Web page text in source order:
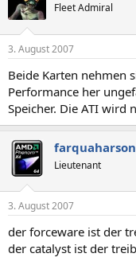
Fleet Admiral
3. August 2007
Beide Karten nehmen
Performance her
Speicher. Die ATI wird
farquaharson
Lieutenant
3. August 2007
der forceware ist der
der catalyst ist der